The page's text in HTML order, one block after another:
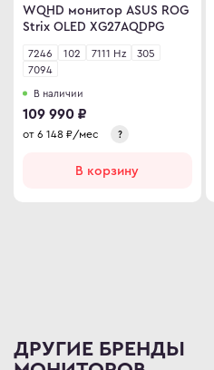
WQHD монитор ASUS ROG
Strix OLED XG27AQDPG
7246 102 7111 Hz
305
7094
В наличии
109 990 ₽
от 6 148 ₽/мес ?
В корзину
ДРУГИЕ БРЕНДЫ